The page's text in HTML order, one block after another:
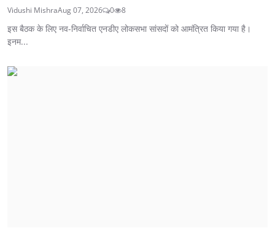
Vidushi MishraAug 07, 2026 0 8
इस बैठक के लिए नव-निर्वाचित एनडीए लोकसभा सांसदों को आमंत्रित किया गया है।
इनम...